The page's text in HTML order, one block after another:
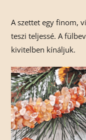
A szettet egy finom,
teszi teljessé. A
kivitelben kínáljuk.